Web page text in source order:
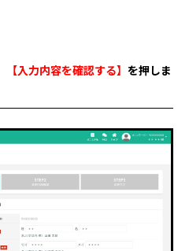
【入力内容を確認する】 を押しま